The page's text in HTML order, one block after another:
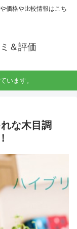
価格や比較情報はこち
＆評価
います。
な木目調